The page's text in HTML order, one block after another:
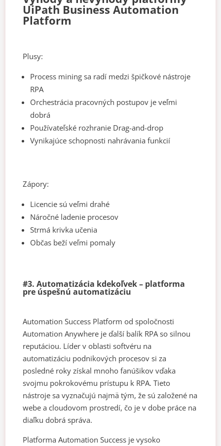
UiPath Business Automation
Platform
Plusy:
Process mining sa radí medzi špičkové nástroje
RPA
Orchestrácia pracovných postupov je veľmi
dobrá
Používateľské rozhranie Drag-and-drop
Vynikajúce schopnosti nahrávania funkcií
Zápory:
Licencie sú veľmi drahé
Náročné ladenie procesov
Strmá krivka učenia
Občas beží veľmi pomaly
#3. Automatizácia kdekoľvek – platforma
pre úspešnú automatizáciu
Automation Success Platform od spoločnosti
Automation Anywhere je ďalší balík RPA so silnou
reputáciou. Líder v oblasti softvéru na
automatizáciu podnikových procesov si za
posledné roky získal mnoho fanúšikov vďaka
svojmu pokrokovému prístupu k RPA. Tieto
nástroje sa vyznačujú najmä tým, že sú založené na
webe a cloudovom prostredí, čo je v dobe práce na
diaľku dobrá správa.
Platforma Automation Success je vysoko